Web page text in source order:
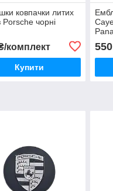
ковпачки литих
Porsche чорні
комплект
Купити
550